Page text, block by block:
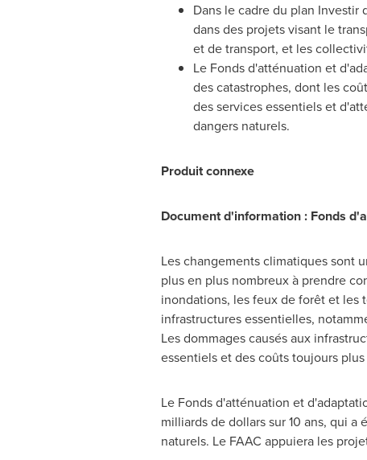
Dans le cadre du plan Investir
dans des projets visant le
et de transport, et les
Le Fonds d'atténuation et
des catastrophes, dont les
des services essentiels et
dangers naturels.
Produit connexe
Document d'information : Fonds
Les changements climatiques sont
plus en plus nombreux à prendre
inondations, les feux de forêt et les
infrastructures essentielles,
Les dommages causés aux
essentiels et des coûts toujours
Le Fonds d'atténuation et
milliards de dollars sur 10 ans, qui
naturels. Le FAAC appuiera les